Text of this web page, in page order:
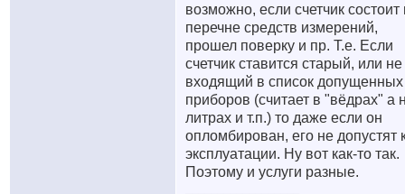
возможно, если счетчик состоит
перечне средств измерений,
прошел поверку и пр. Т.е. Если
счетчик ставится старый, или не
входящий в список допущенных
приборов (считает в "вёдрах" а
литрах и т.п.) то даже если он
опломбирован, его не допустят
эксплуатации. Ну вот как-то так.
Поэтому и услуги разные.